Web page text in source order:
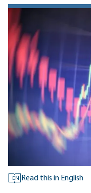
EN Read this in English